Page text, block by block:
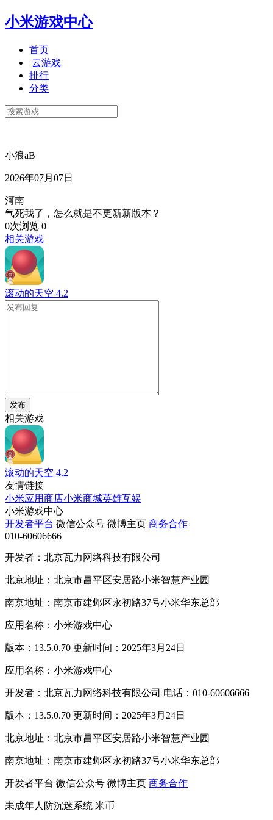
小米游戏中心
首页
云游戏
排行
分类
小浪aB
2026年07月07日
河南
气死我了，怎么就是不更新新版本？
0次浏览 0
相关游戏
滚动的天空 4.2
发布
相关游戏
滚动的天空 4.2
友情链接
小米应用商店小米商城英雄互娱
小米游戏中心
开发者平台 微信公众号 微博主页 商务合作
010-60606666
开发者：北京瓦力网络科技有限公司
北京地址：北京市昌平区安居路小米智慧产业园
南京地址：南京市建邺区永初路37号小米华东总部
应用名称：小米游戏中心
版本：13.5.0.70 更新时间：2025年3月24日
应用名称：小米游戏中心
开发者：北京瓦力网络科技有限公司 电话：010-60606666
版本：13.5.0.70 更新时间：2025年3月24日
北京地址：北京市昌平区安居路小米智慧产业园
南京地址：南京市建邺区永初路37号小米华东总部
开发者平台 微信公众号 微博主页 商务合作
未成年人防沉迷系统 米币